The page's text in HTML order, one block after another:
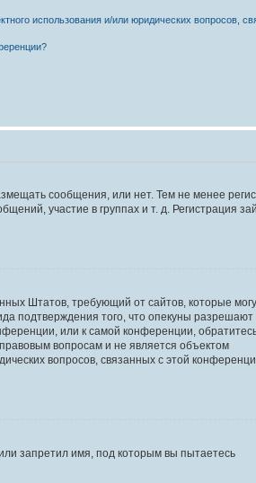
использования и/или юридических вопросов,
сообщения, или нет. Тем не менее
участие в группах и т. д. Регистрация
Штатов, требующий от сайтов, которые
подтверждения того, что опекуны разрешают
или к самой конференции,
вопросам и не является объектом
вопросов, связанных с этой
запретил имя, под которым вы пытаетесь